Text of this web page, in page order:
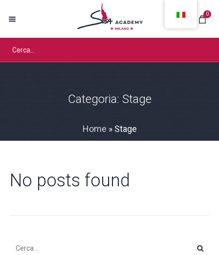
0
Categoria: Stage
Home » Stage
No posts found